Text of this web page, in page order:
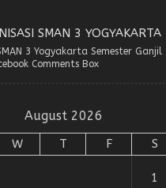
SMAN 3 YOGYAKARTA
3 Yogyakarta Semester Ganjil
Comments Box
August 2026
W T F S
1